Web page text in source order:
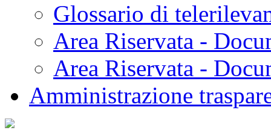
Glossario di
Area Riservata -
Area Riservata -
Amministrazione